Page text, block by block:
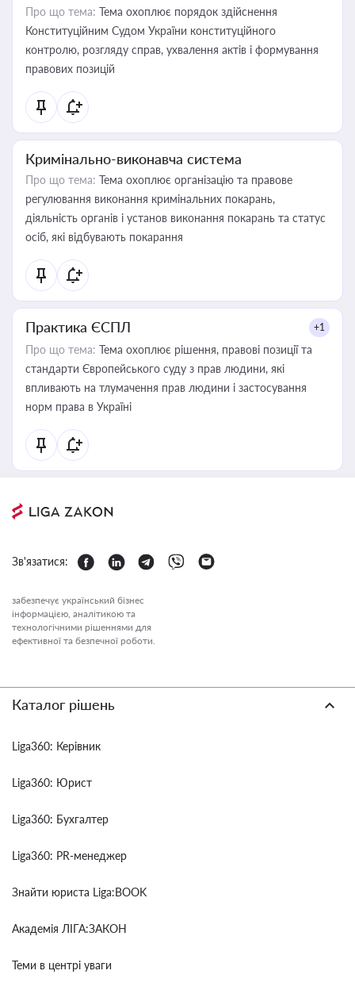
Про що тема: Тема охоплює порядок здійснення
Конституційним Судом України конституційного
контролю, розгляду справ, ухвалення актів і формування
правових позицій
Кримінально-виконавча система
Про що тема: Тема охоплює організацію та правове
регулювання виконання кримінальних покарань,
діяльність органів і установ виконання покарань та статус
осіб, які відбувають покарання
Практика ЄСПЛ +1
Про що тема: Тема охоплює рішення, правові позиції та
стандарти Європейського суду з прав людини, які
впливають на тлумачення прав людини і застосування
норм права в Україні
Зв'язатися:
забезпечує український бізнес
інформацією, аналітикою та
технологічними рішеннями для
ефективної та безпечної роботи.
Каталог рішень
Liga360: Керівник
Liga360: Юрист
Liga360: Бухгалтер
Liga360: PR-менеджер
Знайти юриста Liga:BOOK
Академія ЛІГА:ЗАКОН
Теми в центрі уваги